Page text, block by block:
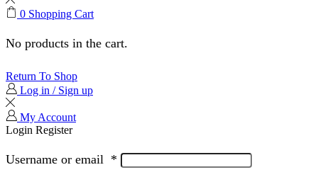
0 Shopping Cart
No products in the cart.
Return To Shop
Log in / Sign up
My Account
Login Register
Username or email *